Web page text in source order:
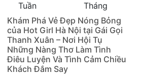
Tuần
Tháng
Khám Phá Vẻ Đẹp Nóng Bỏng
của Hot Girl Hà Nội tại Gái Gọi
Thanh Xuân – Nơi Hội Tụ
Những Nàng Thơ Làm Tình
Điêu Luyện Và Tình Cảm Chiều
Khách Đắm Say